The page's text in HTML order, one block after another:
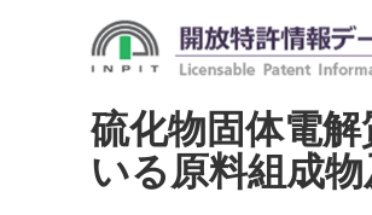
硫化物固体電
いる原料組成